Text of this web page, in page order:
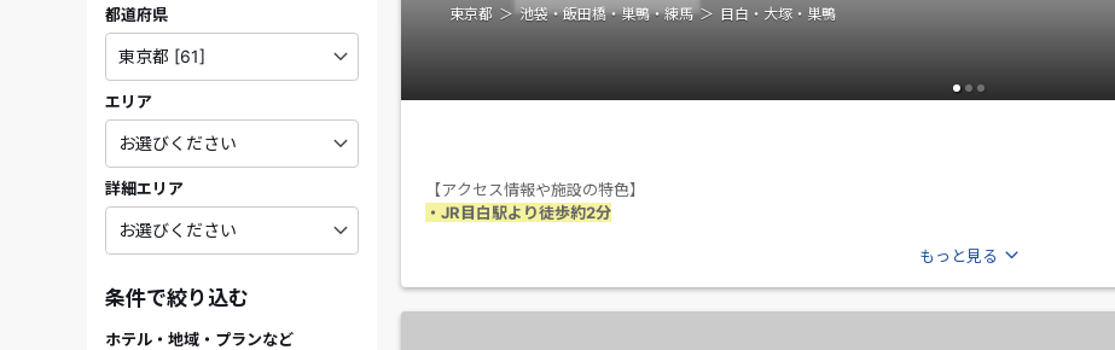
都道府県
エリア
詳細エリア
条件で絞り込む
ホテル・地域・プランなど
東京都 池袋・飯田橋・巣鴨・練馬 目白・大塚・巣鴨
【アクセス情報や施設の特色】
・JR目白駅より徒歩約2分
もっと見る